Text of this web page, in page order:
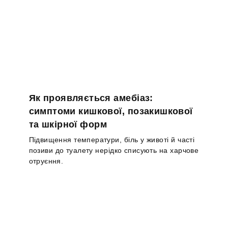
Як проявляється амебіаз:
симптоми кишкової, позакишкової
та шкірної форм
Підвищення температури, біль у животі й часті
позиви до туалету нерідко списують на харчове
отруєння.